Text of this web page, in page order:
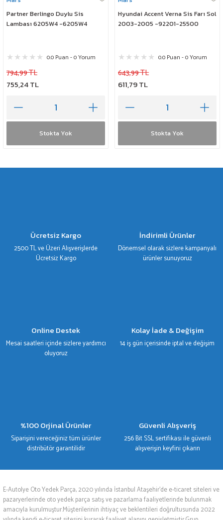
Partner Berlingo Duylu Sis
Lambası 6205W4 -6205W4
0.0 Puan - 0 Yorum
794,99 TL
755,24 TL
Stokta Yok
Hyundai Accent Verna Sis Farı Sol
2003-2005 -92201-25500
0.0 Puan - 0 Yorum
643,99 TL
611,79 TL
Stokta Yok
Ücretsiz Kargo
2500 TL ve Üzeri Alışverişlerde
Ücretsiz Kargo
İndirimli Ürünler
Dönemsel olarak sizlere kampanyalı
ürünler sunuyoruz
Online Destek
Mesai saatleri içinde sizlere yardımcı
oluyoruz
Kolay İade & Değişim
14 iş gün içerisinde iptal ve değişim
%100 Orjinal Ürünler
Siparişini vereceğiniz tüm ürünler
distribütör garantilidir
Güvenli Alışveriş
256 Bit SSL sertifikası ile güvenli
alışverişin keyfini çıkarın
E-Autolye Oto Yedek Parça, 2020 yılında İstanbul Ataşehir’de e-ticaret siteleri ve
pazaryerlerinde oto yedek parça satış ve pazarlama faaliyetlerinde bulunmak
amacıyla kurulmuştur.Müşterilerinin ihtiyaç ve beklentileri doğrultusunda 2022